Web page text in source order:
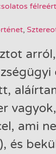
,
ami
és